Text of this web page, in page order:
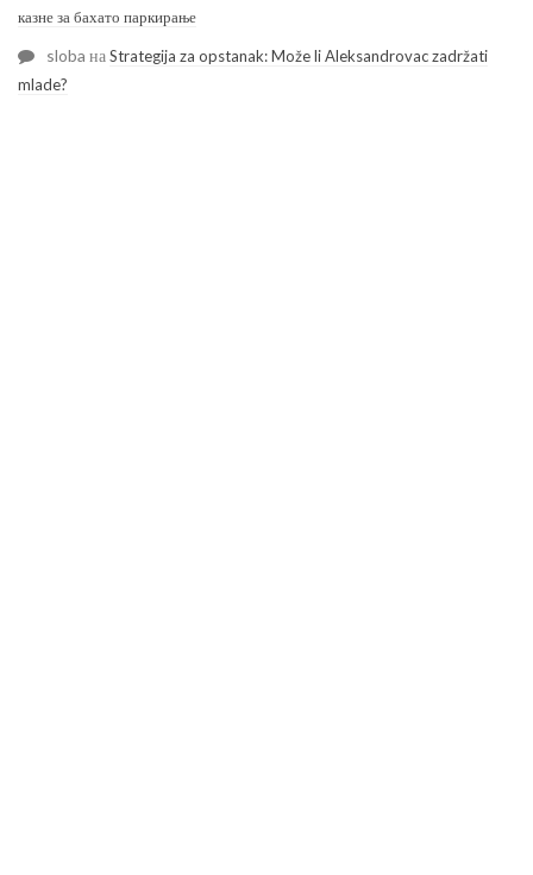
казне за бахато паркирање
sloba наStrategija za opstanak: Može li Aleksandrovac zadržati
mlade?